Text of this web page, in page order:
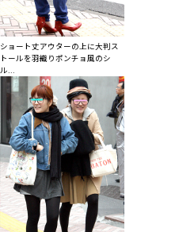
ショート丈アウターの上に大判ス
トールを羽織りポンチョ風のシ
ル...